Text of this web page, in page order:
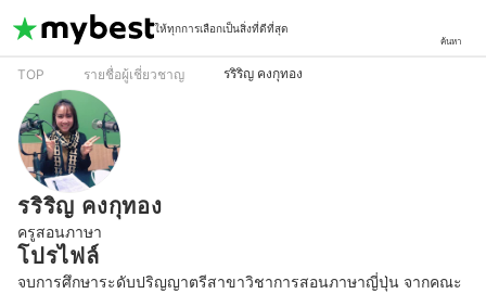
ให้ทุกการเลือกเป็นสิ่งที่ดีที่สุด
ค้นหา
TOP รายชื่อผู้เชี่ยวชาญ รริริญ คงกุทอง
รริริญ คงกุทอง
ครูสอนภาษา
โปรไฟล์
จบการศึกษาระดับปริญญาตรีสาขาวิชาการสอนภาษาญี่ปุ่น จากคณะ